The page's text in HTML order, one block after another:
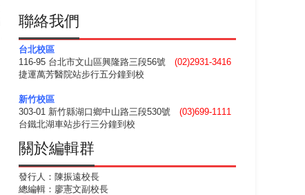
聯絡我們
台北校區
116-95 台北市文山區興隆路三段56號 (02)2931-3416
捷運萬芳醫院站步行五分鐘到校
新竹校區
303-01 新竹縣湖口鄉中山路三段530號 (03)699-1111
台鐵北湖車站步行三分鐘到校
關於編輯群
發行人：陳振遠校長
總編輯：廖憲文副校長